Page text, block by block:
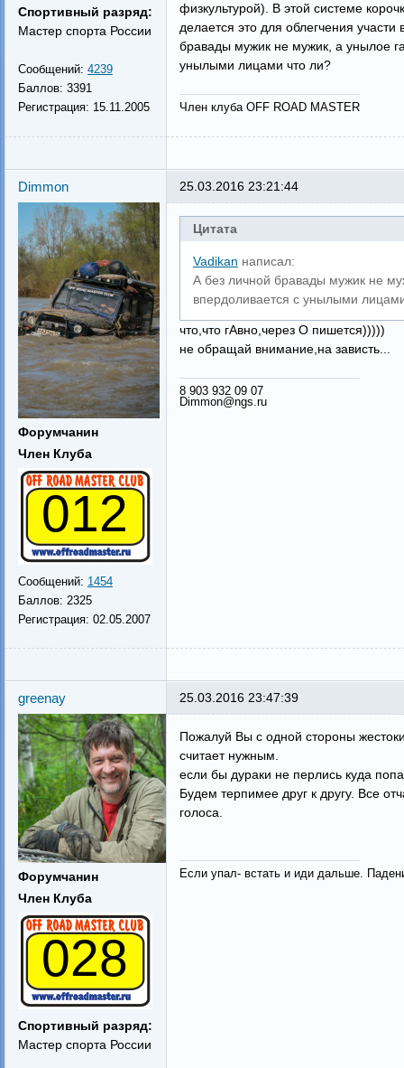
Спортивный разряд:
Мастер спорта России
Сообщений: 4239
Баллов: 3391
Регистрация: 15.11.2005
физкультурой). В этой системе
делается это для облегчения
бравады мужик не мужик, а унылое
унылыми лицами что ли?
Член клуба OFF ROAD MASTER
Dimmon
Форумчанин
Член Клуба
012
Сообщений: 1454
Баллов: 2325
Регистрация: 02.05.2007
25.03.2016 23:21:44
Цитата
Vadikan написал:
А без личной бравады мужик не
впердоливается с унылыми
что,что гАвно,через О пишется)))))
не обращай внимание,на зависть...
8 903 932 09 07
Dimmon@ngs.ru
greenay
Форумчанин
Член Клуба
028
Спортивный разряд:
Мастер спорта России
25.03.2016 23:47:39
Пожалуй Вы с одной стороны
считает нужным.
если бы дураки не перлись куда
Будем терпимее друг к другу. Все
голоса.
Если упал- встать и иди дальше.